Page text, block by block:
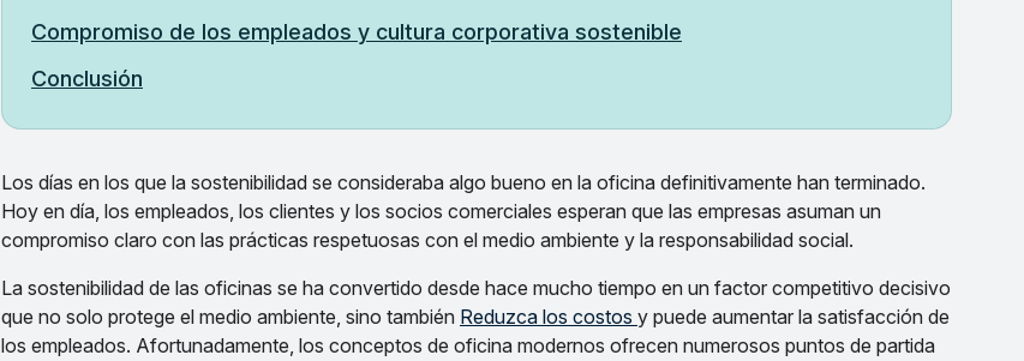
Compromiso de los empleados y cultura corporativa sostenible
Conclusión
Los días en los que la sostenibilidad se consideraba algo bueno en la oficina definitivamente han terminado.
Hoy en día, los empleados, los clientes y los socios comerciales esperan que las empresas asuman un
compromiso claro con las prácticas respetuosas con el medio ambiente y la responsabilidad social.
La sostenibilidad de las oficinas se ha convertido desde hace mucho tiempo en un factor competitivo decisivo
que no solo protege el medio ambiente, sino también Reduzca los costos y puede aumentar la satisfacción de
los empleados. Afortunadamente, los conceptos de oficina modernos ofrecen numerosos puntos de partida